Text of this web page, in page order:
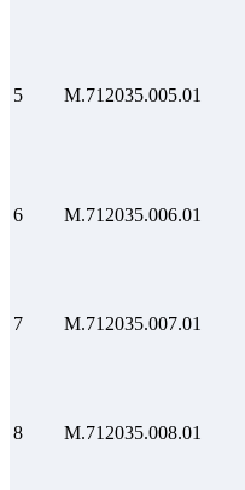
5 M.712035.005.01
6 M.712035.006.01
7 M.712035.007.01
8 M.712035.008.01